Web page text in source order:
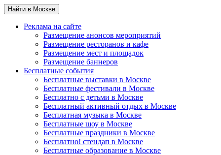
Найти в Москве
Реклама на сайте
Размещение анонсов мероприятий
Размещение ресторанов и кафе
Размещение мест и площадок
Размещение баннеров
Бесплатные события
Бесплатные выставки в Москве
Бесплатные фестивали в Москве
Бесплатно с детьми в Москве
Бесплатный активный отдых в Москве
Бесплатная музыка в Москве
Бесплатные шоу в Москве
Бесплатные праздники в Москве
Бесплатно! стендап в Москве
Бесплатные образование в Москве